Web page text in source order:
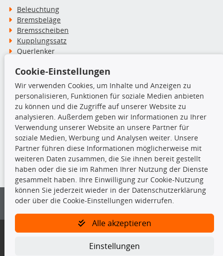
Beleuchtung
Bremsbeläge
Bremsscheiben
Kupplungssatz
Querlenker
Stoßdämpfer
TecDoc Inside
Die hier angezeigten Daten insbesondere die gesamte Datenbank dürfen
nicht kopiert werden.
Es ist zu unterlassen, die Daten oder die gesamte Datenbank ohne
vorherige Zustimmung von TecDoc zu vervielfältigen, zu verbreiten
und/oder diese Handlungen durch Dritte ausführen zu lassen. Ein
Bitte prüfen Sie, ob das über unseren Onlineshop identifizierte Ersatzteil
Gegebenenfalls sind ergänzende Informationen notwendig, um
Cookie-Einstellungen
Wir verwenden Cookies, um Inhalte und Anzeigen zu
personalisieren, Funktionen für soziale Medien anbieten
zu können und die Zugriffe auf unserer Website zu
analysieren. Außerdem geben wir Informationen zu Ihrer
Verwendung unserer Website an unsere Partner für
soziale Medien, Werbung und Analysen weiter. Unsere
Partner führen diese Informationen möglicherweise mit
weiteren Daten zusammen, die Sie ihnen bereit gestellt
haben oder die sie im Rahmen Ihrer Nutzung der Dienste
gesammelt haben. Ihre Einwilligung zur Cookie-Nutzung
können Sie jederzeit wieder in der Datenschutzerklärung
oder über die Cookie-Einstellungen widerrufen.
Alle akzeptieren
Einstellungen